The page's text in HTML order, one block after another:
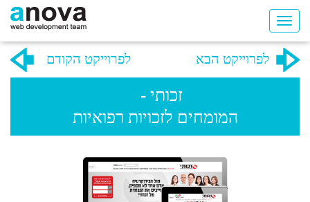
לפרוייקט הקודם לפרוייקט הבא
זכותי -
המומחים לזכויות רפואיות